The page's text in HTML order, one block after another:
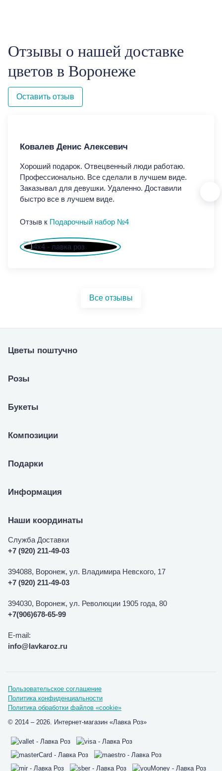
Отзывы о нашей доставке
цветов в Воронеже
Оставить отзыв
Ковалев Денис Алексевич
Хороший подарок. Отвецвенный люди работаю.
Профессионально. Все сделали в лучшем виде.
Заказывал для девушки. Удаленно. Доставили
быстро все в лучшем виде.
Отзыв к Подарочный набор №4
Все отзывы
Цветы поштучно
Розы
Букеты
Композиции
Подарки
Информация
Наши координаты
Служба Доставки
+7 (920) 211-49-03
394088, Воронеж, ул. Владимира Невского, 17
+7 (920) 211-49-03
394030, Воронеж, ул. Революции 1905 года, 80
+7(906)678-65-99
E-mail:
info@lavkaroz.ru
Пользовательское соглашение
Политика конфиденциальности
Политика обработки файлов «cookie»
© 2014 – 2026. Интернет-магазин «Лавка Роз»